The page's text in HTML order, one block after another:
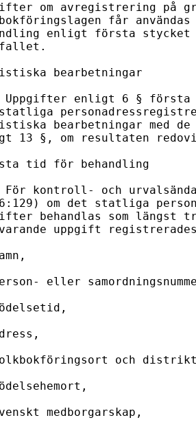
om avregistrering på
får
enligt första
bearbetningar
Uppgifter enligt 6 § första
bearbetningar med
13 §, om resultaten
tid för behandling
För kontroll- och
om det statliga
behandlas som
uppgift
eller
och
medborgarskap,